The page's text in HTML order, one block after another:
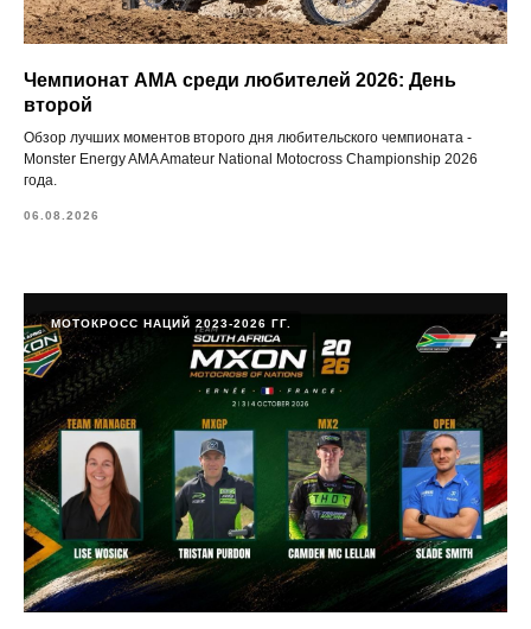
Чемпионат АМА среди любителей 2026: День
второй
Обзор лучших моментов второго дня любительского чемпионата -
Monster Energy AMA Amateur National Motocross Championship 2026
года.
06.08.2026
МОТОКРОСС НАЦИЙ 2023-2026 ГГ.